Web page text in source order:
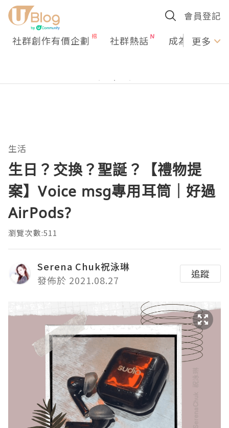
會員登記
社群創作有價企劃 社群熱話 成為U更多
生活
生日？交換？聖誕？【禮物提
案】Voice msg專用耳筒｜好過
AirPods?
瀏覽次數:511
Serena Chuk祝泳琳
發佈於 2021.08.27
追蹤